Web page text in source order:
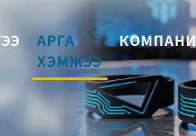
АРГА
ХЭМЖЭЭ
КОМПАНИ